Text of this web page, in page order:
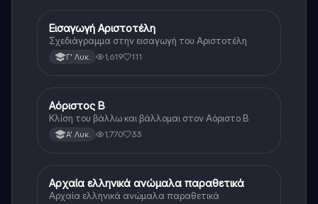
Αρχαία Ελληνικά (Ανθρ.)
Εισαγωγή Αριστοτέλη
Σχεδιάγραμμα στην εισαγωγή του Αριστοτέλη
Γ' Λυκ. 1,619 111
Αρχαία Ελληνικά
Αόριστος Β
Κλίση του βάλλω και βάλλομαι στον Αόριστο Β
Α' Λυκ. 1,770 33
Αρχαία Ελληνικά (Ανθρ.)
Αρχαία ελληνικά ανώμαλα παραθετικά
Αρχαία ελληνικά ανώμαλα παραθετικά